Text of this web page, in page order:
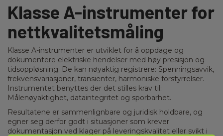
Klasse A-instrumenter for
nettkvalitetsmåling
Klasse A-instrumenter er utviklet for å oppdage og
dokumentere elektriske hendelser med høy presisjon og
tidsoppløsning. De kan nøyaktig registrere: Spenningsavvik,
frekvensvariasjoner, transienter, harmoniske forstyrrelser.
Instrumentet benyttes der det stilles krav til:
Målenøyaktighet, dataintegritet og sporbarhet.
Resultatene er sammenlignbare og juridisk holdbare, og
egner seg derfor godt i situasjoner som krever
dokumentasjon ved klager på leveringskvalitet eller svikt i